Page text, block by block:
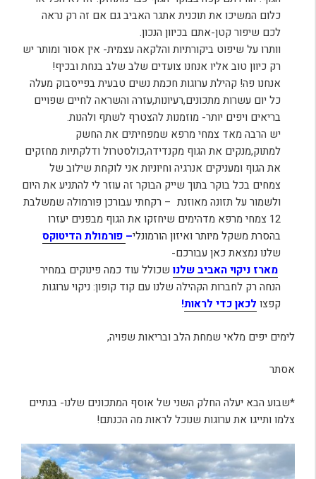
כלום המשיכו את תוכנית אתגר האביב גם אם זה רק נראה
לכם שיפור קטן-אתם בכיוון הנכון.
וותרו על שיפוט ביקורתיות והלקאה עצמית- אין אסור ומותר יש
רק כיוון טוב אליו אנחנו צועדים שלב שלב בנחת ובכיף!
אנחנו פה! קהילת ערוגות חכמת נשים טבעית בפייסבוק מעלה
כל יום עשרות מתכונים,רעיונות,עזרה והשראה לחיים שפויים
בריאים ויפים יותר- מוזמנות להצטרף לשתף ולהנות.
יש הרבה מאד צמחי מרפא שמפחיתים את החשק
למתוק,מנקים את הגוף מקנדידה,כולסטרול ודלקתיות מחזקים
את הגוף ומעניקים אנרגיה וחיוניות אני לוקחת שילוב של
צמחים בכל בוקר בתוך שייק הבוקר זה עוזר לי להתניע את היום
ולשמור על תזונה מאוזנת – רקחתי עבורכן פורמולה שמשלבת
12 צמחי מרפא מדהימים שיחזקו את הגוף מבפנים יעזרו
בהסרת משקל מיותר ואיזון הורמונלי– פורמולת הדיטוקס
שלנו נמצאת כאן עבורכם-
מארז ניקוי האביב שלנו שכולל עוד כמה פינוקים במחיר
הנחה רק לחברות הקהילה שלנו עם קוד קופון: ניקוי ערוגות
קפצו לכאן כדי לראות!
לימים יפים מלאי שמחת הלב ובריאות שפויה,
אסתר
*שבוע הבא יעלה החלק השני של אוסף המתכונים שלנו- בנתיים
צלמו ותייגו את ערוגות שנוכל לראות מה הכנתם!